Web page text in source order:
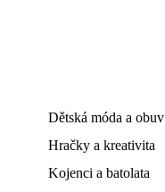
Dětská móda a obuv
Hračky a kreativita
Kojenci a batolata